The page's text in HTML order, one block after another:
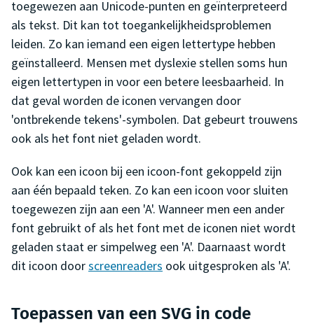
toegewezen aan Unicode-punten en geïnterpreteerd
als tekst. Dit kan tot toegankelijkheidsproblemen
leiden. Zo kan iemand een eigen lettertype hebben
geïnstalleerd. Mensen met dyslexie stellen soms hun
eigen lettertypen in voor een betere leesbaarheid. In
dat geval worden de iconen vervangen door
'ontbrekende tekens'-symbolen. Dat gebeurt trouwens
ook als het font niet geladen wordt.
Ook kan een icoon bij een icoon-font gekoppeld zijn
aan één bepaald teken. Zo kan een icoon voor sluiten
toegewezen zijn aan een 'A'. Wanneer men een ander
font gebruikt of als het font met de iconen niet wordt
geladen staat er simpelweg een 'A'. Daarnaast wordt
dit icoon doorscreenreaders ook uitgesproken als 'A'.
Toepassen van een SVG in code